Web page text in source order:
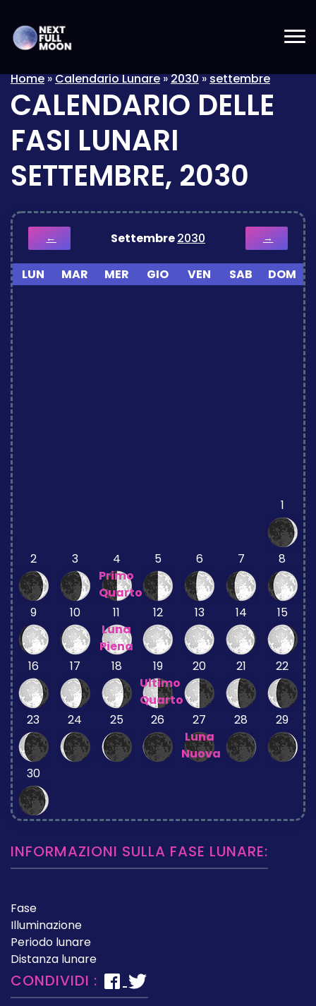
Home»Calendario Lunare»2030»settembre
CALENDARIO DELLE
FASI LUNARI
SETTEMBRE, 2030
← Settembre2030 →
LUN MAR MER GIO VEN SAB DOM
1
2 3
4
Primo
Quarto
5 6 7 8
9 10
11
Luna
Piena
12 13 14 15
16 17 18
19
Ultimo
Quarto
20 21 22
23 24 25 26
27
Luna
Nuova
28 29
30
INFORMAZIONI SULLA FASE LUNARE:
Fase
Illuminazione
Periodo lunare
Distanza lunare
CONDIVIDI :